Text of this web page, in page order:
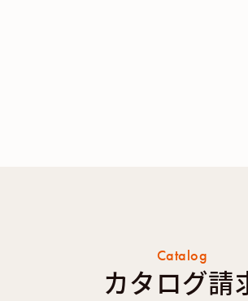
Catalog
カタログ請